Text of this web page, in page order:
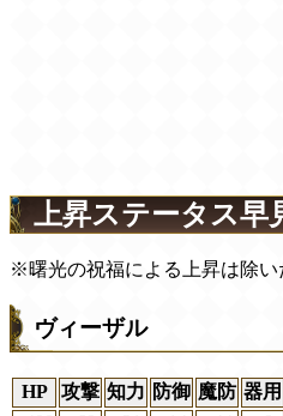
上昇ステータス早
※曙光の祝福による上昇は除い
ヴィーザル
HP 攻撃 知力 防御 魔防 器用